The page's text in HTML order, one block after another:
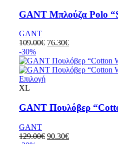
GANT Μπλούζα Polo
GANT
109.00€ 76.30€
-30%
Επιλογή
XL
GANT Πουλόβερ
GANT
129.00€ 90.30€